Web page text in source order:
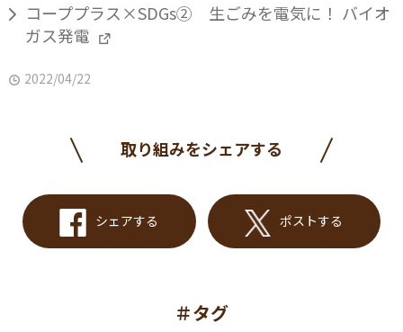
コーププラス×SDGs② 生ごみを電気に！ バイオ
ガス発電
2022/04/22
取り組みをシェアする
シェアする ポストする
＃タグ